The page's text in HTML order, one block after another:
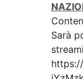
Sarà